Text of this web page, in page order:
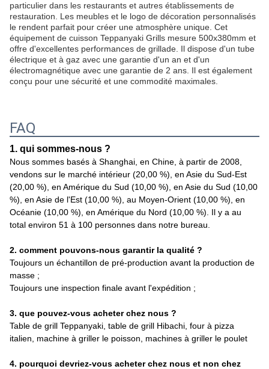
particulier dans les restaurants et autres établissements de
restauration. Les meubles et le logo de décoration personnalisés
le rendent parfait pour créer une atmosphère unique. Cet
équipement de cuisson Teppanyaki Grills mesure 500x380mm et
offre d'excellentes performances de grillade. Il dispose d'un tube
électrique et à gaz avec une garantie d'un an et d'un
électromagnétique avec une garantie de 2 ans. Il est également
conçu pour une sécurité et une commodité maximales.
FAQ
1. qui sommes-nous ?
Nous sommes basés à Shanghai, en Chine, à partir de 2008,
vendons sur le marché intérieur (20,00 %), en Asie du Sud-Est
(20,00 %), en Amérique du Sud (10,00 %), en Asie du Sud (10,00
%), en Asie de l'Est (10,00 %), au Moyen-Orient (10,00 %), en
Océanie (10,00 %), en Amérique du Nord (10,00 %). Il y a au
total environ 51 à 100 personnes dans notre bureau.
2. comment pouvons-nous garantir la qualité ?
Toujours un échantillon de pré-production avant la production de
masse ;
Toujours une inspection finale avant l'expédition ;
3. que pouvez-vous acheter chez nous ?
Table de grill Teppanyaki, table de grill Hibachi, four à pizza
italien, machine à griller le poisson, machines à griller le poulet
4. pourquoi devriez-vous acheter chez nous et non chez